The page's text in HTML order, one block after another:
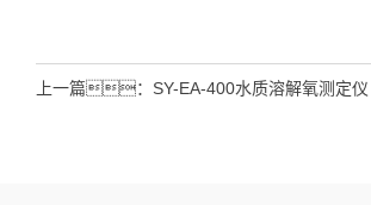
上一篇： SY-EA-400水质溶解氧测定仪